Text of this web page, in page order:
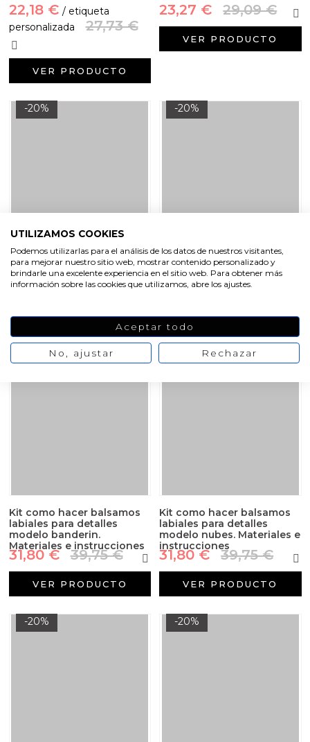
22,18 € / etiqueta
personalizada
27,73 €
VER PRODUCTO
23,27 € 29,09 €
VER PRODUCTO
-20%
Kit como hacer tecnica
swirl con jabon blanco.
Materiales e instrucciones
VER PRODUCTO
-20%
Kit como hacer detalles de
ceramica perfumada floral.
Materiales e instrucciones
VER PRODUCTO
-20%
Kit como hacer balsamos
labiales para detalles
modelo banderin.
Materiales e instrucciones
31,80 € 39,75 €
VER PRODUCTO
-20%
Kit como hacer balsamos
labiales para detalles
modelo nubes. Materiales e
instrucciones
31,80 € 39,75 €
VER PRODUCTO
-20% -20%
UTILIZAMOS COOKIES
Podemos utilizarlas para el análisis de los datos de nuestros visitantes,
para mejorar nuestro sitio web, mostrar contenido personalizado y
brindarle una excelente experiencia en el sitio web. Para obtener más
información sobre las cookies que utilizamos, abre los ajustes.
Aceptar todo
No, ajustar Rechazar